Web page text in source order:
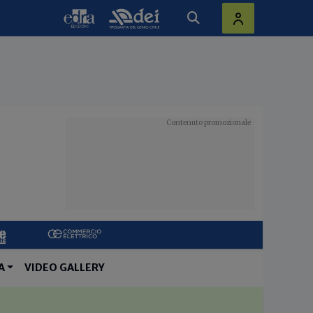
VIDEO GALLERY